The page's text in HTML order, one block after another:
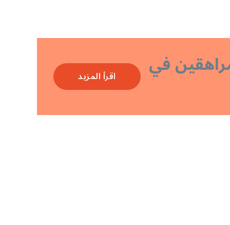
في اقرأ المزيد